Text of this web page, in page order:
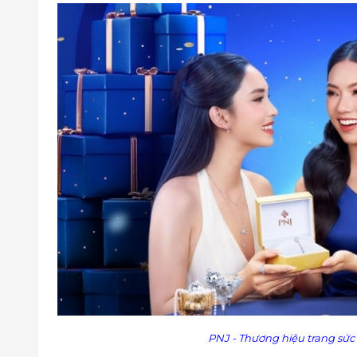
268 Nguyễn Duy Trinh, P.Bình Trưng Tây, Quận 2,
01 Phan Văn Hớn, P. Tân Thới Nhất, Quận 12, Hồ
142 Âu Cơ, P. 9, Quận Tân Bình, Hồ Chí Minh
216 Võ Văn Ngân, P. Bình Thọ, Thủ Đức, Hồ Chí
226 Lê Văn Quới, P. Bình Hưng Hoà A, Quận Bình
Tầng B2 Vincom - 45A Lý Tự Trọng, P. Bến Nghé,
21 Trần Quang Khải, P. Tân Định, Quận 1, Hồ Chí
216 Đỗ Xuân Hợp, P. Phước Long A, Quận 9, Hồ
182B Hòa Bình, P. Hiệp Tân, Quận Tân Phú, Hồ Chí
07 An Dương Vương, P. 9, Quận 5, Hồ Chí Minh
89C Cống Quỳnh, P. Nguyễn Cư Trinh, Quận 1, Hồ
52A - 52B Nguyễn Văn Trỗi, P.15, Quận Phú
226 Lê Văn Quới, P. Bình Hưng Hoà A, Quận Bình
337 Cộng Hòa, P. 13, Quận Tân Bình, Hồ Chí Minh
Lầu 2 Toà nhà Landmark 81, khu Tân Cảng, 208
Số 201 Xô Viết Nghệ Tĩnh, P. 17, Quận Bình Thạnh,
PNJ - Thương hiệu trang